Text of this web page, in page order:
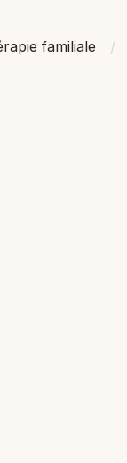
familiale